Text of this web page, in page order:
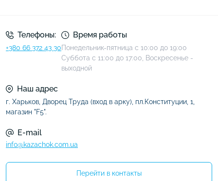
Телефоны:
+380 66 372 43 30
Время работы
Понедельник-пятница с 10:00 до 19:00
Суббота с 11:00 до 17:00, Воскресенье -
выходной
Наш адрес
г. Харьков, Дворец Труда (вход в арку), пл.Конституции, 1,
магазин "F5".
E-mail
info@kazachok.com.ua
Перейти в контакты